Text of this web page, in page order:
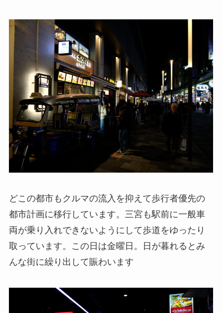
どこの都市もクルマの流入を抑えて歩行者優先の
都市計画に移行しています。三宮も駅前に一般車
両が乗り入れできないようにして歩道をゆったり
取っています。この日は金曜日。日が暮れるとみ
んな街に繰り出して賑わいます